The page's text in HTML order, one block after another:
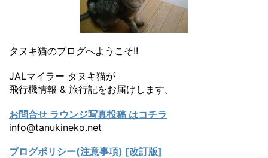
タヌキ猫のブログへようこそ!!
JALマイラー タヌキ猫が
飛行機情報 & 旅行記をお届けします。
お問合せ ラウンジ写真投稿 はコチラ
info@tanukineko.net
ブログポリシー(注意事項) [改訂版]